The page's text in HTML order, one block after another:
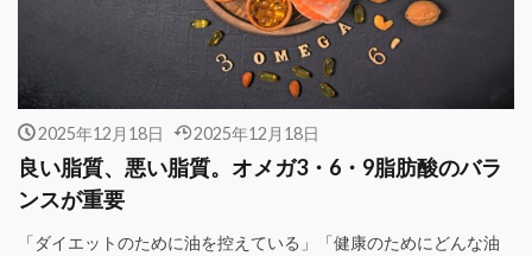
2025年12月18日 2025年12月18日
良い脂質、悪い脂質。オメガ3・6・9脂肪酸のバラ
ンスが重要
「ダイエットのために油を控えている」「健康のためにどんな油